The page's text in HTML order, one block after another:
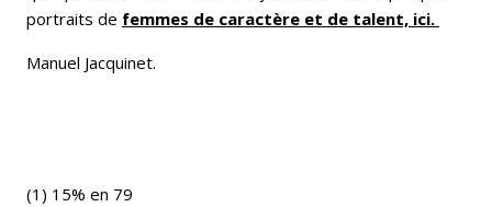
portraits de femmes de caractère et de talent, ici.
Manuel Jacquinet.
(1) 15% en 79